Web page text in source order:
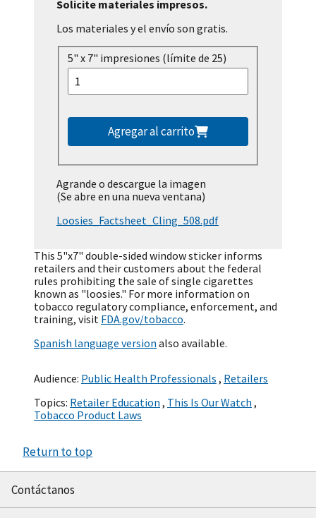
Solicite materiales impresos.
Los materiales y el envío son gratis.
5" x 7" impresiones (límite de 25)
Agregar al carrito
Agrande o descargue la imagen
(Se abre en una nueva ventana)
Loosies_Factsheet_Cling_508.pdf
This 5"x7" double-sided window sticker informs
retailers and their customers about the federal
rules prohibiting the sale of single cigarettes
known as "loosies." For more information on
tobacco regulatory compliance, enforcement, and
training, visit FDA.gov/tobacco.
Spanish language version also available.
Audience: Public Health Professionals , Retailers
Topics: Retailer Education , This Is Our Watch ,
Tobacco Product Laws
Return to top
Contáctanos